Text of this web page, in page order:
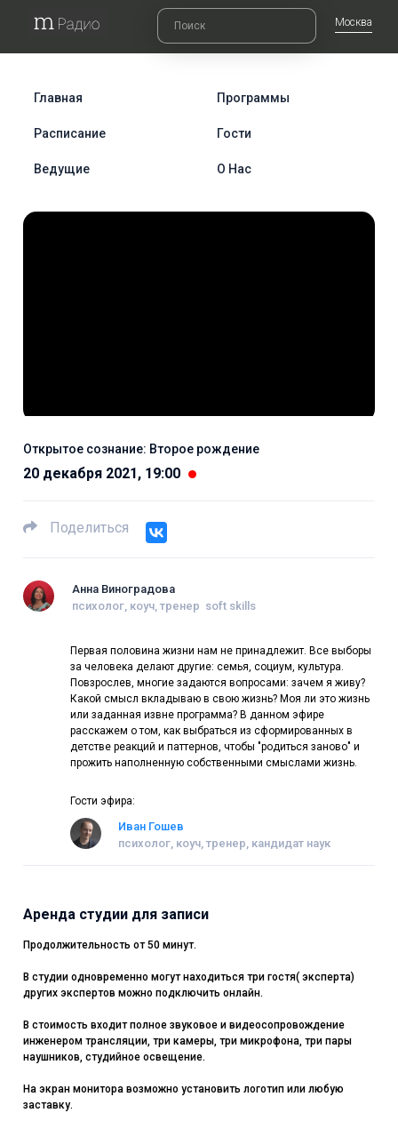
Москва
Главная Программы
Расписание Гости
Ведущие О Нас
Открытое сознание: Второе рождение​
20 декабря 2021, 19:00
Поделиться
Анна Виноградова
психолог, коуч, тренер soft skills
Первая половина жизни нам не принадлежит. Все выборы
за человека делают другие: семья, социум, культура.
Повзрослев, многие задаются вопросами: зачем я живу?
Какой смысл вкладываю в свою жизнь? Моя ли это жизнь
или заданная извне программа? В данном эфире
расскажем о том, как выбраться из сформированных в
детстве реакций и паттернов, чтобы "родиться заново" и
прожить наполненную собственными смыслами жизнь.
Гости эфира:
Иван Гошев
психолог, коуч, тренер, кандидат наук
Аренда студии для записи
Продолжительность от 50 минут.
В студии одновременно могут находиться три гостя( эксперта)
других экспертов можно подключить онлайн.
В стоимость входит полное звуковое и видеосопровождение
инженером трансляции, три камеры, три микрофона, три пары
наушников, студийное освещение.
На экран монитора возможно установить логотип или любую
заставку.